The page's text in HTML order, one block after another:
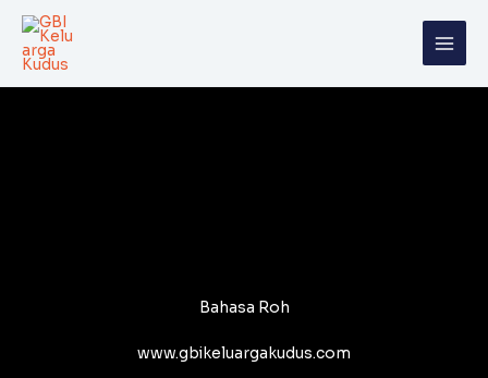
Skip
content
Bahasa Roh
www.gbikeluargakudus.com